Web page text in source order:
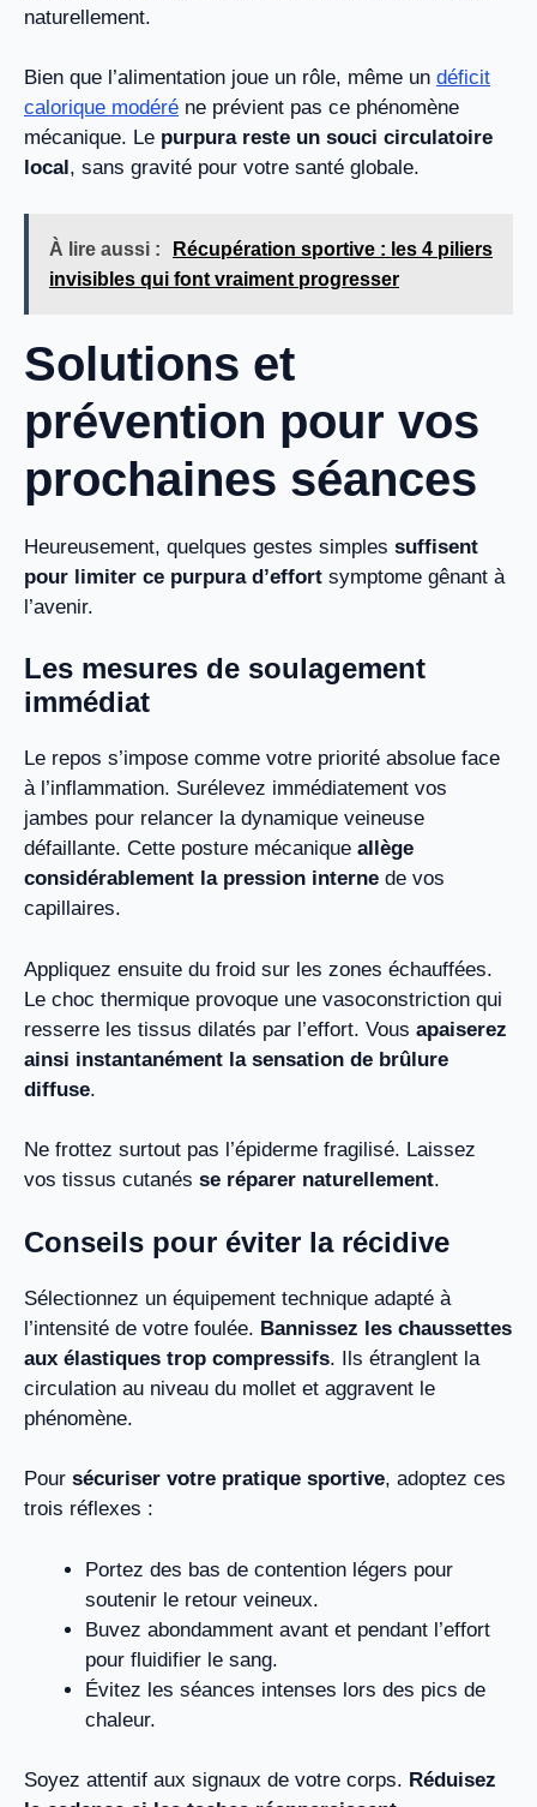
naturellement.
Bien que l’alimentation joue un rôle, même un déficit
calorique modéré ne prévient pas ce phénomène
mécanique. Le purpura reste un souci circulatoire
local , sans gravité pour votre santé globale.
À lire aussi :
Récupération sportive : les 4 piliers
invisibles qui font vraiment progresser
Solutions et
prévention pour vos
prochaines séances
Heureusement, quelques gestes simples suffisent
pour limiter ce purpura d’effort symptome gênant à
l’avenir.
Les mesures de soulagement
immédiat
Le repos s’impose comme votre priorité absolue face
à l’inflammation. Surélevez immédiatement vos
jambes pour relancer la dynamique veineuse
défaillante. Cette posture mécanique allège
considérablement la pression interne de vos
capillaires.
Appliquez ensuite du froid sur les zones échauffées.
Le choc thermique provoque une vasoconstriction qui
resserre les tissus dilatés par l’effort. Vous apaiserez
ainsi instantanément la sensation de brûlure
diffuse.
Ne frottez surtout pas l’épiderme fragilisé. Laissez
vos tissus cutanés se réparer naturellement.
Conseils pour éviter la récidive
Sélectionnez un équipement technique adapté à
l’intensité de votre foulée. Bannissez les chaussettes
aux élastiques trop compressifs. Ils étranglent la
circulation au niveau du mollet et aggravent le
phénomène.
Pour sécuriser votre pratique sportive, adoptez ces
trois réflexes :
Portez des bas de contention légers pour
soutenir le retour veineux.
Buvez abondamment avant et pendant l’effort
pour fluidifier le sang.
Évitez les séances intenses lors des pics de
chaleur.
Soyez attentif aux signaux de votre corps. Réduisez